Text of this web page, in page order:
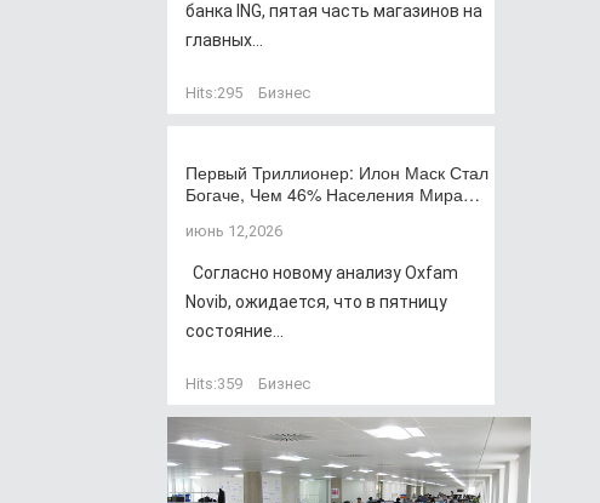
банка ING, пятая часть магазинов на
главных...
Hits:295 Бизнес
Первый Триллионер: Илон Маск Стал
Богаче, Чем 46% Населения Мира…
июнь 12,2026
Согласно новому анализу Oxfam
Novib, ожидается, что в пятницу
состояние...
Hits:359 Бизнес